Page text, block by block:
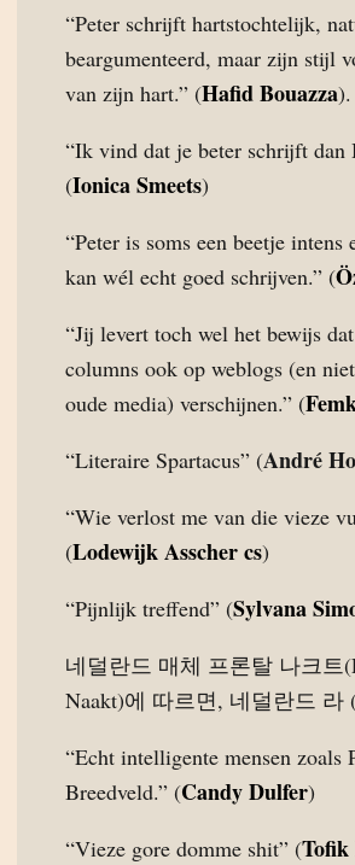
“Peter schrijft hartstochtelijk,
beargumenteerd, maar zijn stijl
van zijn hart.” (Hafid Bouazza).
“Ik vind dat je beter schrijft dan
(Ionica Smeets)
“Peter is soms een beetje intens
kan wél echt goed schrijven.” (
“Jij levert toch wel het bewijs
columns ook op weblogs (en
oude media) verschijnen.” (
“Literaire Spartacus” (André
“Wie verlost me van die vieze
(Lodewijk Asscher cs)
“Pijnlijk treffend” (Sylvana
네덜란드 매체 프론탈 나크트
Naakt)에 따르면, 네덜란드 라
“Echt intelligente mensen zoals
Breedveld.” (Candy Dulfer)
“Vieze gore domme shit” (